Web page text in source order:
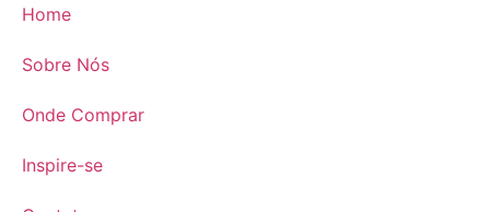
Home
Sobre Nós
Onde Comprar
Inspire-se